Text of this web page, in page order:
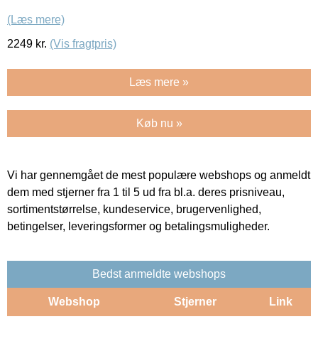
(Læs mere)
2249 kr. (Vis fragtpris)
Læs mere »
Køb nu »
Vi har gennemgået de mest populære webshops og anmeldt
dem med stjerner fra 1 til 5 ud fra bl.a. deres prisniveau,
sortimentstørrelse, kundeservice, brugervenlighed,
betingelser, leveringsformer og betalingsmuligheder.
Bedst anmeldte webshops
Webshop Stjerner Link